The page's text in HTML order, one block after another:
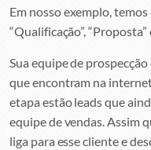
Em nosso exemplo,
“Qualificação”,
Sua equipe de
que encontram na
etapa estão leads que
equipe de vendas. Assim
liga para esse cliente e